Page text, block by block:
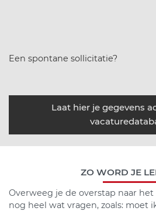
Een spontane sollicitatie?
Laat hier je gegevens
ZO WORD JE
Overweeg je de overstap naar
nog heel wat vragen, zoals: moet